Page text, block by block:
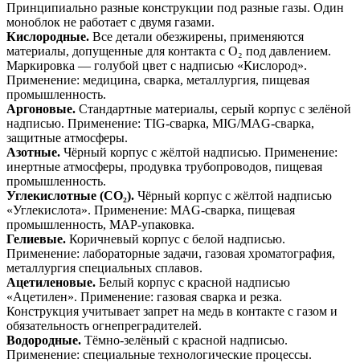
Принципиально разные конструкции под разные газы. Один
моноблок не работает с двумя газами.
Кислородные. Все детали обезжирены, применяются
материалы, допущенные для контакта с О₂ под давлением.
Маркировка — голубой цвет с надписью «Кислород».
Применение: медицина, сварка, металлургия, пищевая
промышленность.
Аргоновые. Стандартные материалы, серый корпус с зелёной
надписью. Применение: TIG-сварка, MIG/MAG-сварка,
защитные атмосферы.
Азотные. Чёрный корпус с жёлтой надписью. Применение:
инертные атмосферы, продувка трубопроводов, пищевая
промышленность.
Углекислотные (CO₂). Чёрный корпус с жёлтой надписью
«Углекислота». Применение: MAG-сварка, пищевая
промышленность, MAP-упаковка.
Гелиевые. Коричневый корпус с белой надписью.
Применение: лабораторные задачи, газовая хроматография,
металлургия специальных сплавов.
Ацетиленовые. Белый корпус с красной надписью
«Ацетилен». Применение: газовая сварка и резка.
Конструкция учитывает запрет на медь в контакте с газом и
обязательность огнепреградителей.
Водородные. Тёмно-зелёный с красной надписью.
Применение: специальные технологические процессы.